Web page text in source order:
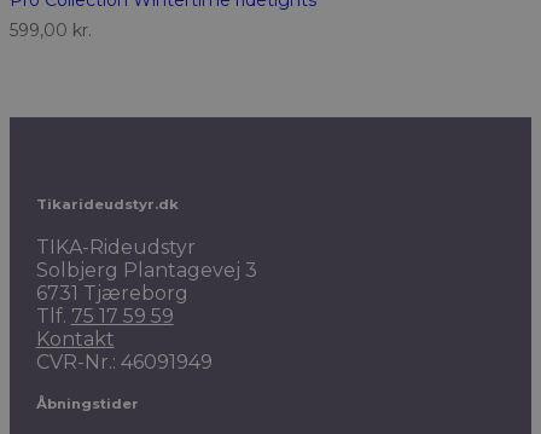
599,00 kr.
Tikarideudstyr.dk
TIKA-Rideudstyr
Solbjerg Plantagevej 3
6731 Tjæreborg
Tlf. 75 17 59 59
Kontakt
CVR-Nr.: 46091949
Åbningstider